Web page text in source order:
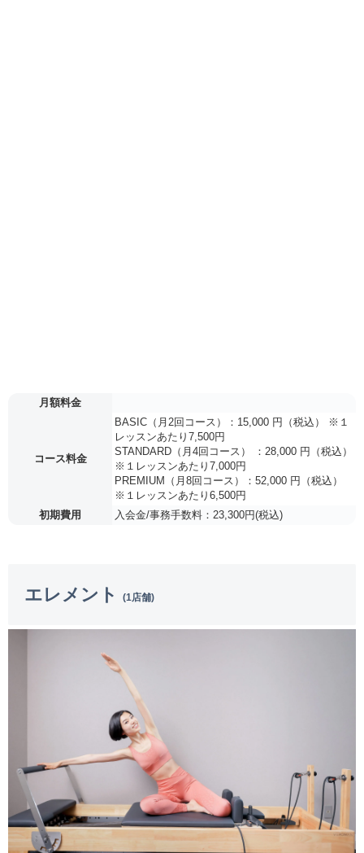
月額料金
コース料金
BASIC（月2回コース）：15,000 円（税込） ※１
レッスンあたり7,500円
STANDARD（月4回コース） ：28,000 円（税込）
※１レッスンあたり7,000円
PREMIUM（月8回コース）：52,000 円（税込）
※１レッスンあたり6,500円
初期費用
入会金/事務手数料：23,300円(税込)
エレメント (1店舗)